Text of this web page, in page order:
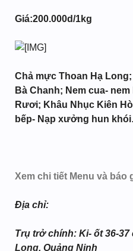
Giá:200.000d/1kg
Chả mực Thoan Hạ
Bà Chanh; Nem cua-
Rươi; Khâu Nhục Kiên
bếp- Nạp xưởng hun
Xem chi tiết Menu và báo
Địa chỉ:
Trụ trở chính: Ki- ốt 36-37
Long, Quảng Ninh